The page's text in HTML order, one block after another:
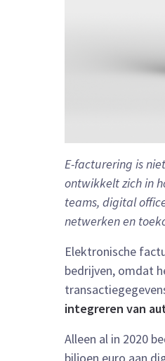
E-facturering is
ontwikkelt zich in
teams, digital
netwerken en
Elektronische
bedrijven, omdat
integreren van
Alleen al in 2020